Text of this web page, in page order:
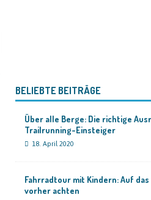
BELIEBTE BEITRÄGE
Über alle Berge: Die richtige
Trailrunning-Einsteiger
18. April 2020
Fahrradtour mit Kindern: Auf
vorher achten